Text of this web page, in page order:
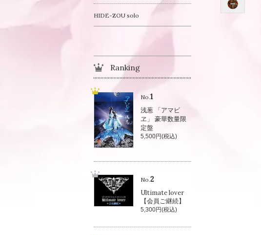
HIDE-ZOU solo
Ranking
No.1
浅葱 「アマビ
ヱ」 豪華数量限
定盤
5,500円(税込)
No.2
Ultimate lover
【会員ご継続】
5,300円(税込)